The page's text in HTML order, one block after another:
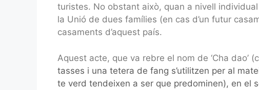
turistes. No obstant això, quan a nivell
la Unió de dues famílies (en cas d’un futur
casaments d’aquest país.
Aquest acte, que va rebre el nom de ‘Cha dao’
tasses i una tetera de fang s’utilitzen per al
te verd tendeixen a ser que predominen), en el